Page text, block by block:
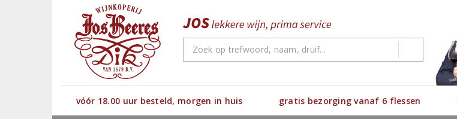
vóór 18.00 uur besteld, morgen in huis gratis bezorging vanaf 6 flessen